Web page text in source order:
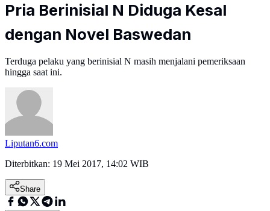
Pria Berinisial N Diduga Kesal
dengan Novel Baswedan
Terduga pelaku yang berinisial N masih menjalani pemeriksaan
hingga saat ini.
Liputan6.com
Diterbitkan: 19 Mei 2017, 14:02 WIB
Share